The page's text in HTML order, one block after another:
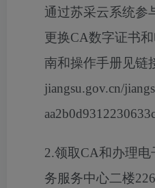
通过苏采云系统参
更换CA数字证书
南和操作手册见链
jiangsu.gov.cn/
2.领取CA和办理
务服务中心二楼